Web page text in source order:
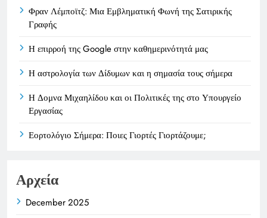
Φραν Λέμποϊτζ: Μια Εμβληματική Φωνή της Σατιρικής
Γραφής
Η επιρροή της Google στην καθημερινότητά μας
Η αστρολογία των Δίδυμων και η σημασία τους σήμερα
Η Δομνα Μιχαηλίδου και οι Πολιτικές της στο Υπουργείο
Εργασίας
Εορτολόγιο Σήμερα: Ποιες Γιορτές Γιορτάζουμε;
Αρχεία
December 2025